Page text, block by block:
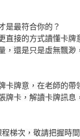
是最符合你的？
直接的方式讀懂卡牌
，還是只是虛無飄渺
卡牌意，在老師的帶
牌卡，解讀卡牌訊息
梯次，敬請把握時